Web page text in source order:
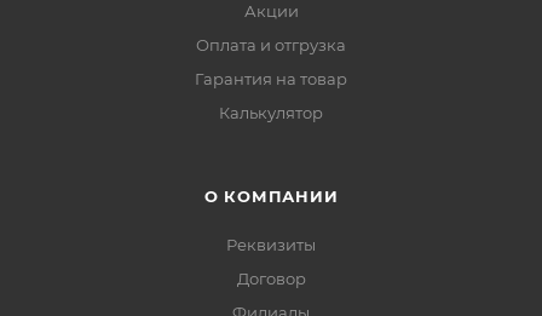
Акции
Оплата и отгрузка
Гарантия на товар
Калькулятор
О КОМПАНИИ
Реквизиты
Договор